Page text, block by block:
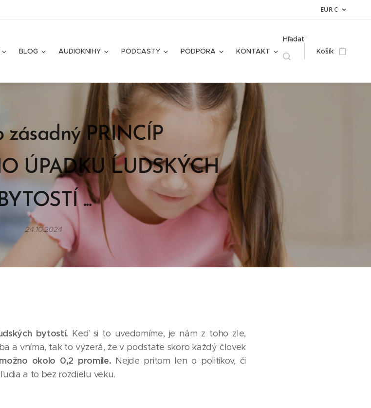
EUR€
BLOG AUDIOKNIHY PODCASTY PODPORA KONTAKT
Hľadať
Košík
PRINCÍP
ÚPADKU ĹUDSKÝCH
...
24.10.2024
bytostí. Keď si to uvedomíme, je nám z toho zle,
a vníma, tak to vyzerá, že v podstate skoro každý človek
okolo 0,2 promile. Nejde pritom len o politikov, či
a to bez rozdielu veku.